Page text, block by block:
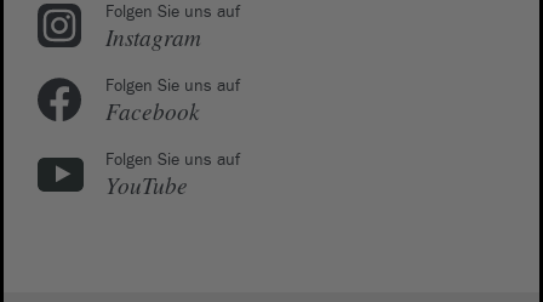
Folgen Sie uns auf
Instagram
Folgen Sie uns auf
Facebook
Folgen Sie uns auf
YouTube